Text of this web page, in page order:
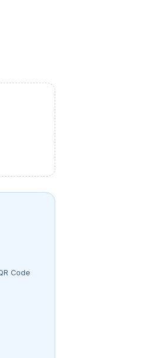
Code